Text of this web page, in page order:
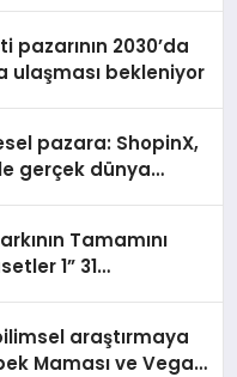
pazarının 2030’da
ulaşması bekleniyor
pazara: ShopinX,
gerçek dünya
Tamamını
1” 31
araştırmaya
Maması ve Vegan